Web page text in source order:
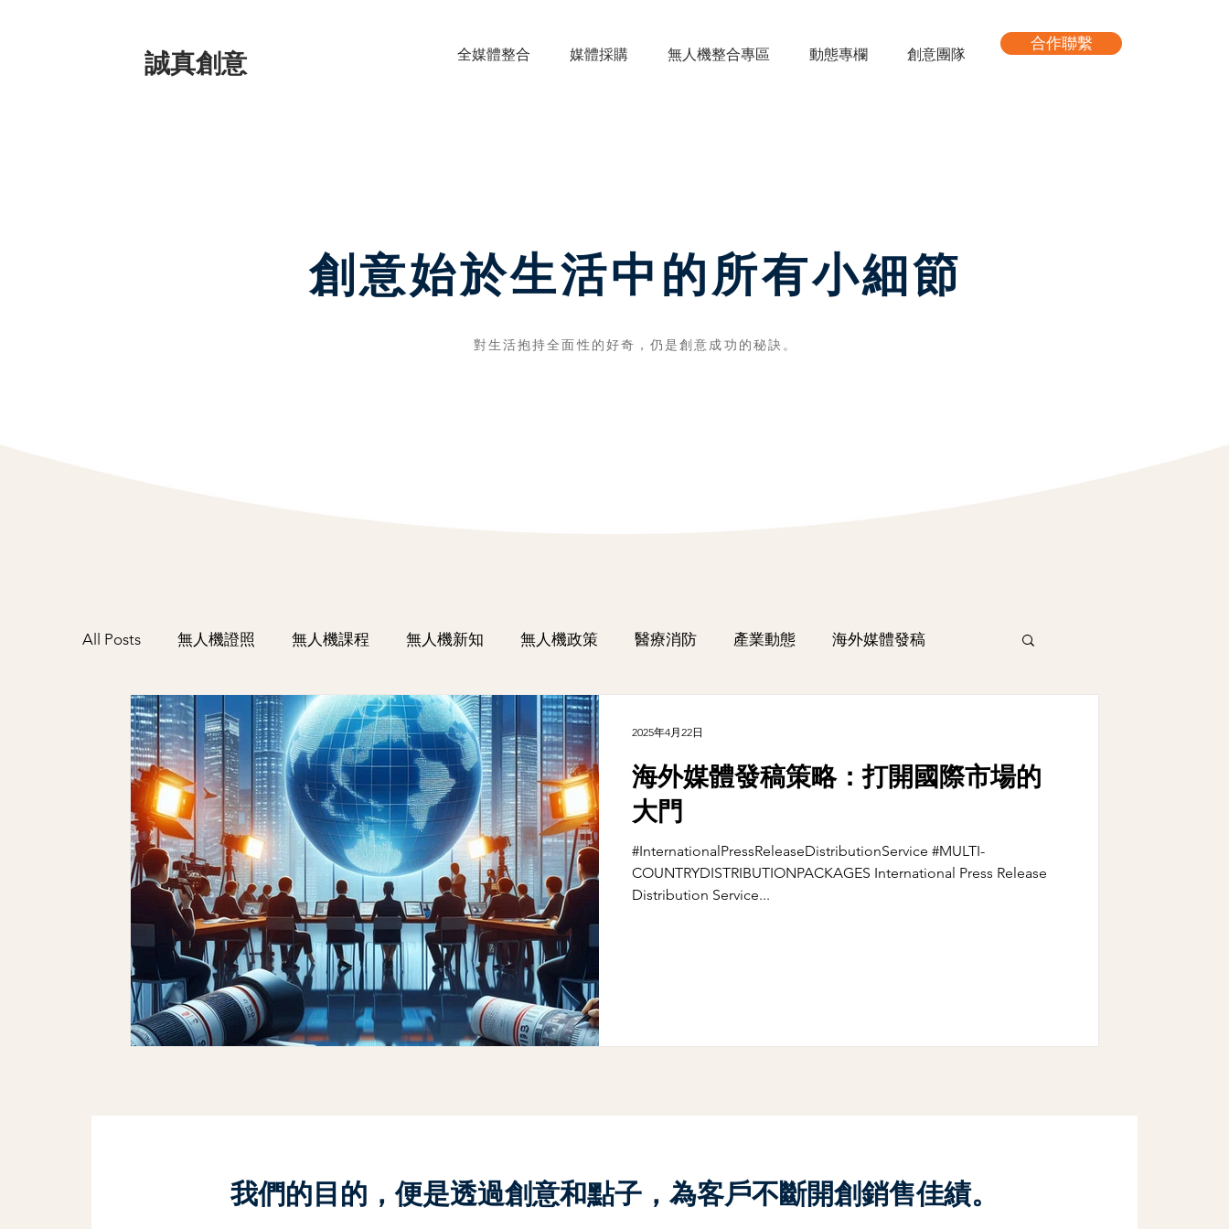
​誠真創意 全媒體整合 媒體採購 無人機整合專區 動態專欄 創意團隊
合作聯繫
創意始於生活中的所有小細節
對生活抱持全面性的好奇，仍是創意成功的秘訣。
All Posts 無人機證照 無人機課程 無人機新知 無人機政策 醫療消防 產業動態 海外媒體發稿
活動紀錄
海外媒體發稿策略：打開國際市場的
大門
#InternationalPressReleaseDistributionService #MULTI-
COUNTRYDISTRIBUTIONPACKAGES International Press Release
Distribution Service...
2025年4月22日
我們的目的，便是透過創意和點子，為客戶不斷開創銷售佳績。